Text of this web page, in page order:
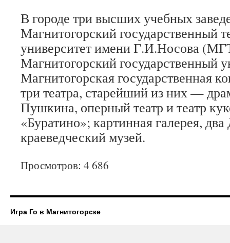
В городе три высших учебных
Магнитогорский государственный
университет имени Г.И.Носова
Магнитогорский государственный
Магнитогорская государственная
три театра, старейший из них —
Пушкина, оперный театр и театр
«Буратино»; картинная галерея,
краеведческий музей.
Просмотров: 4 686
Игра Го в Магнитогорске